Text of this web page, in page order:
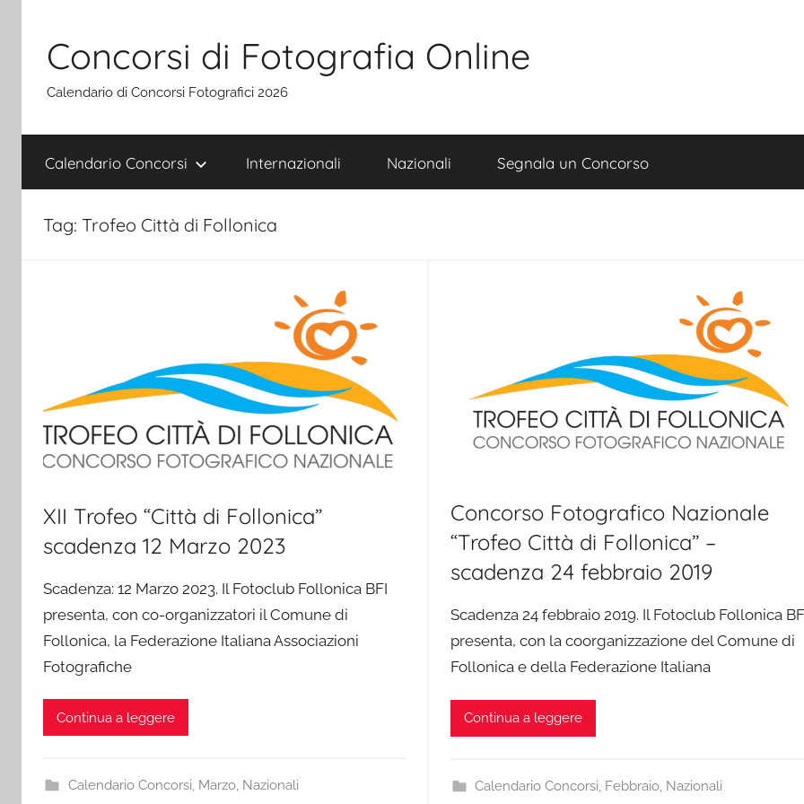
contenuto
Concorsi di Fotografia Online
Calendario di Concorsi Fotografici 2026
Calendario Concorsi Internazionali Nazionali Segnala un Concorso
Tag: Trofeo Città di Follonica
XII Trofeo “Città di Follonica”
scadenza 12 Marzo 2023
Scadenza: 12 Marzo 2023. Il Fotoclub Follonica BFI
presenta, con co-organizzatori il Comune di
Follonica, la Federazione Italiana Associazioni
Fotografiche
Continua a leggere
Calendario Concorsi, Marzo, Nazionali
Concorso Fotografico Nazionale
“Trofeo Città di Follonica” –
scadenza 24 febbraio 2019
Scadenza 24 febbraio 2019. Il Fotoclub Follonica
presenta, con la coorganizzazione del Comune di
Follonica e della Federazione Italiana
Continua a leggere
Calendario Concorsi Febbraio Nazionali